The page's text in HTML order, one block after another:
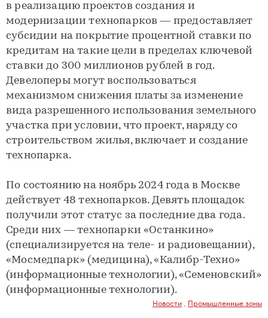
в реализацию проектов создания и
модернизации технопарков — предоставляет
субсидии на покрытие процентной ставки по
кредитам на такие цели в пределах ключевой
ставки до 300 миллионов рублей в год.
Девелоперы могут воспользоваться
механизмом снижения платы за изменение
вида разрешенного использования земельного
участка при условии, что проект, наряду со
строительством жилья, включает и создание
технопарка.
По состоянию на ноябрь 2024 года в Москве
действует 48 технопарков. Девять площадок
получили этот статус за последние два года.
Среди них — технопарки «Останкино»
(специализируется на теле- и радиовещании),
«Мосмедпарк» (медицина), «Калибр-Техно»
(информационные технологии), «Семеновский»
(информационные технологии).
Новости Промышленные зоны